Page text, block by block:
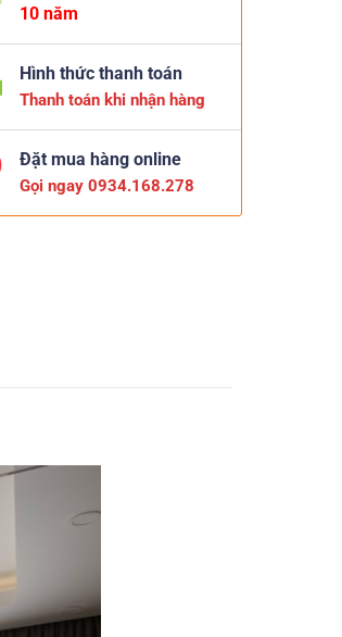
10 năm
Hình thức thanh toán
Thanh toán khi nhận hàng
Đặt mua hàng online
Gọi ngay 0934.168.278